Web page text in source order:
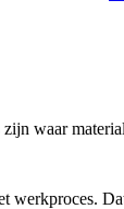
waar
werkproces.